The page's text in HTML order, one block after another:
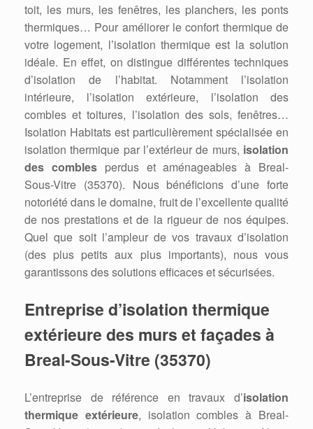
toit, les murs, les fenêtres, les planchers, les ponts
thermiques… Pour améliorer le confort thermique de
votre logement, l’isolation thermique est la solution
idéale. En effet, on distingue différentes techniques
d’isolation de l’habitat. Notamment l’isolation
intérieure, l’isolation extérieure, l’isolation des
combles et toitures, l’isolation des sols, fenêtres…
Isolation Habitats est particulièrement spécialisée en
isolation thermique par l’extérieur de murs, isolation
des comblesperdus et aménageables à Breal-
Sous-Vitre (35370). Nous bénéficions d’une forte
notoriété dans le domaine, fruit de l’excellente qualité
de nos prestations et de la rigueur de nos équipes.
Quel que soit l’ampleur de vos travaux d’isolation
(des plus petits aux plus importants), nous vous
garantissons des solutions efficaces et sécurisées.
Entreprise d’isolation thermique
extérieure des murs et façades à
Breal-Sous-Vitre (35370)
L’entreprise de référence en travaux d’isolation
thermique extérieure, isolation combles à Breal-